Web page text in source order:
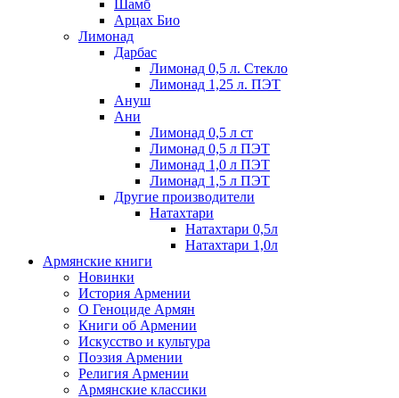
Шамб
Арцах Био
Лимонад
Дарбас
Лимонад 0,5 л. Стекло
Лимонад 1,25 л. ПЭТ
Ануш
Ани
Лимонад 0,5 л ст
Лимонад 0,5 л ПЭТ
Лимонад 1,0 л ПЭТ
Лимонад 1,5 л ПЭТ
Другие производители
Натахтари
Натахтари 0,5л
Натахтари 1,0л
Армянские книги
Новинки
История Армении
О Геноциде Армян
Книги об Армении
Иcкусство и культура
Поэзия Армении
Религия Армении
Армянские классики